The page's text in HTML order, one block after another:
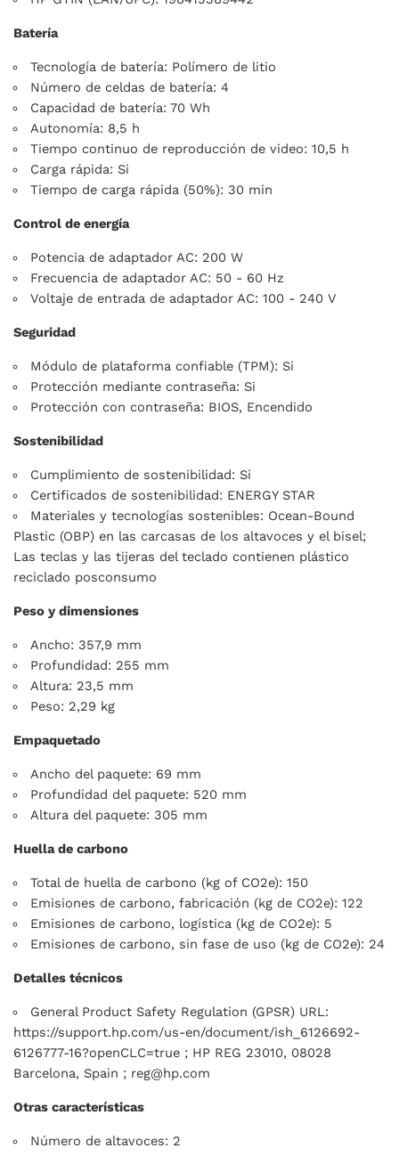
Batería
Tecnología de batería: Polímero de litio
Número de celdas de batería: 4
Capacidad de batería: 70 Wh
Autonomía: 8,5 h
Tiempo continuo de reproducción de video: 10,5 h
Carga rápida: Si
Tiempo de carga rápida (50%): 30 min
Control de energía
Potencia de adaptador AC: 200 W
Frecuencia de adaptador AC: 50 - 60 Hz
Voltaje de entrada de adaptador AC: 100 - 240 V
Seguridad
Módulo de plataforma confiable (TPM): Si
Protección mediante contraseña: Si
Protección con contraseña: BIOS, Encendido
Sostenibilidad
Cumplimiento de sostenibilidad: Si
Certificados de sostenibilidad: ENERGY STAR
Materiales y tecnologías sostenibles: Ocean-Bound
Plastic (OBP) en las carcasas de los altavoces y el bisel;
Las teclas y las tijeras del teclado contienen plástico
reciclado posconsumo
Peso y dimensiones
Ancho: 357,9 mm
Profundidad: 255 mm
Altura: 23,5 mm
Peso: 2,29 kg
Empaquetado
Ancho del paquete: 69 mm
Profundidad del paquete: 520 mm
Altura del paquete: 305 mm
Huella de carbono
Total de huella de carbono (kg of CO2e): 150
Emisiones de carbono, fabricación (kg de CO2e): 122
Emisiones de carbono, logística (kg de CO2e): 5
Emisiones de carbono, sin fase de uso (kg de CO2e): 24
Detalles técnicos
General Product Safety Regulation (GPSR) URL:
https://support.hp.com/us-en/document/ish_6126692-
6126777-16?openCLC=true ; HP REG 23010, 08028
Barcelona, Spain ; reg@hp.com
Otras características
Número de altavoces: 2